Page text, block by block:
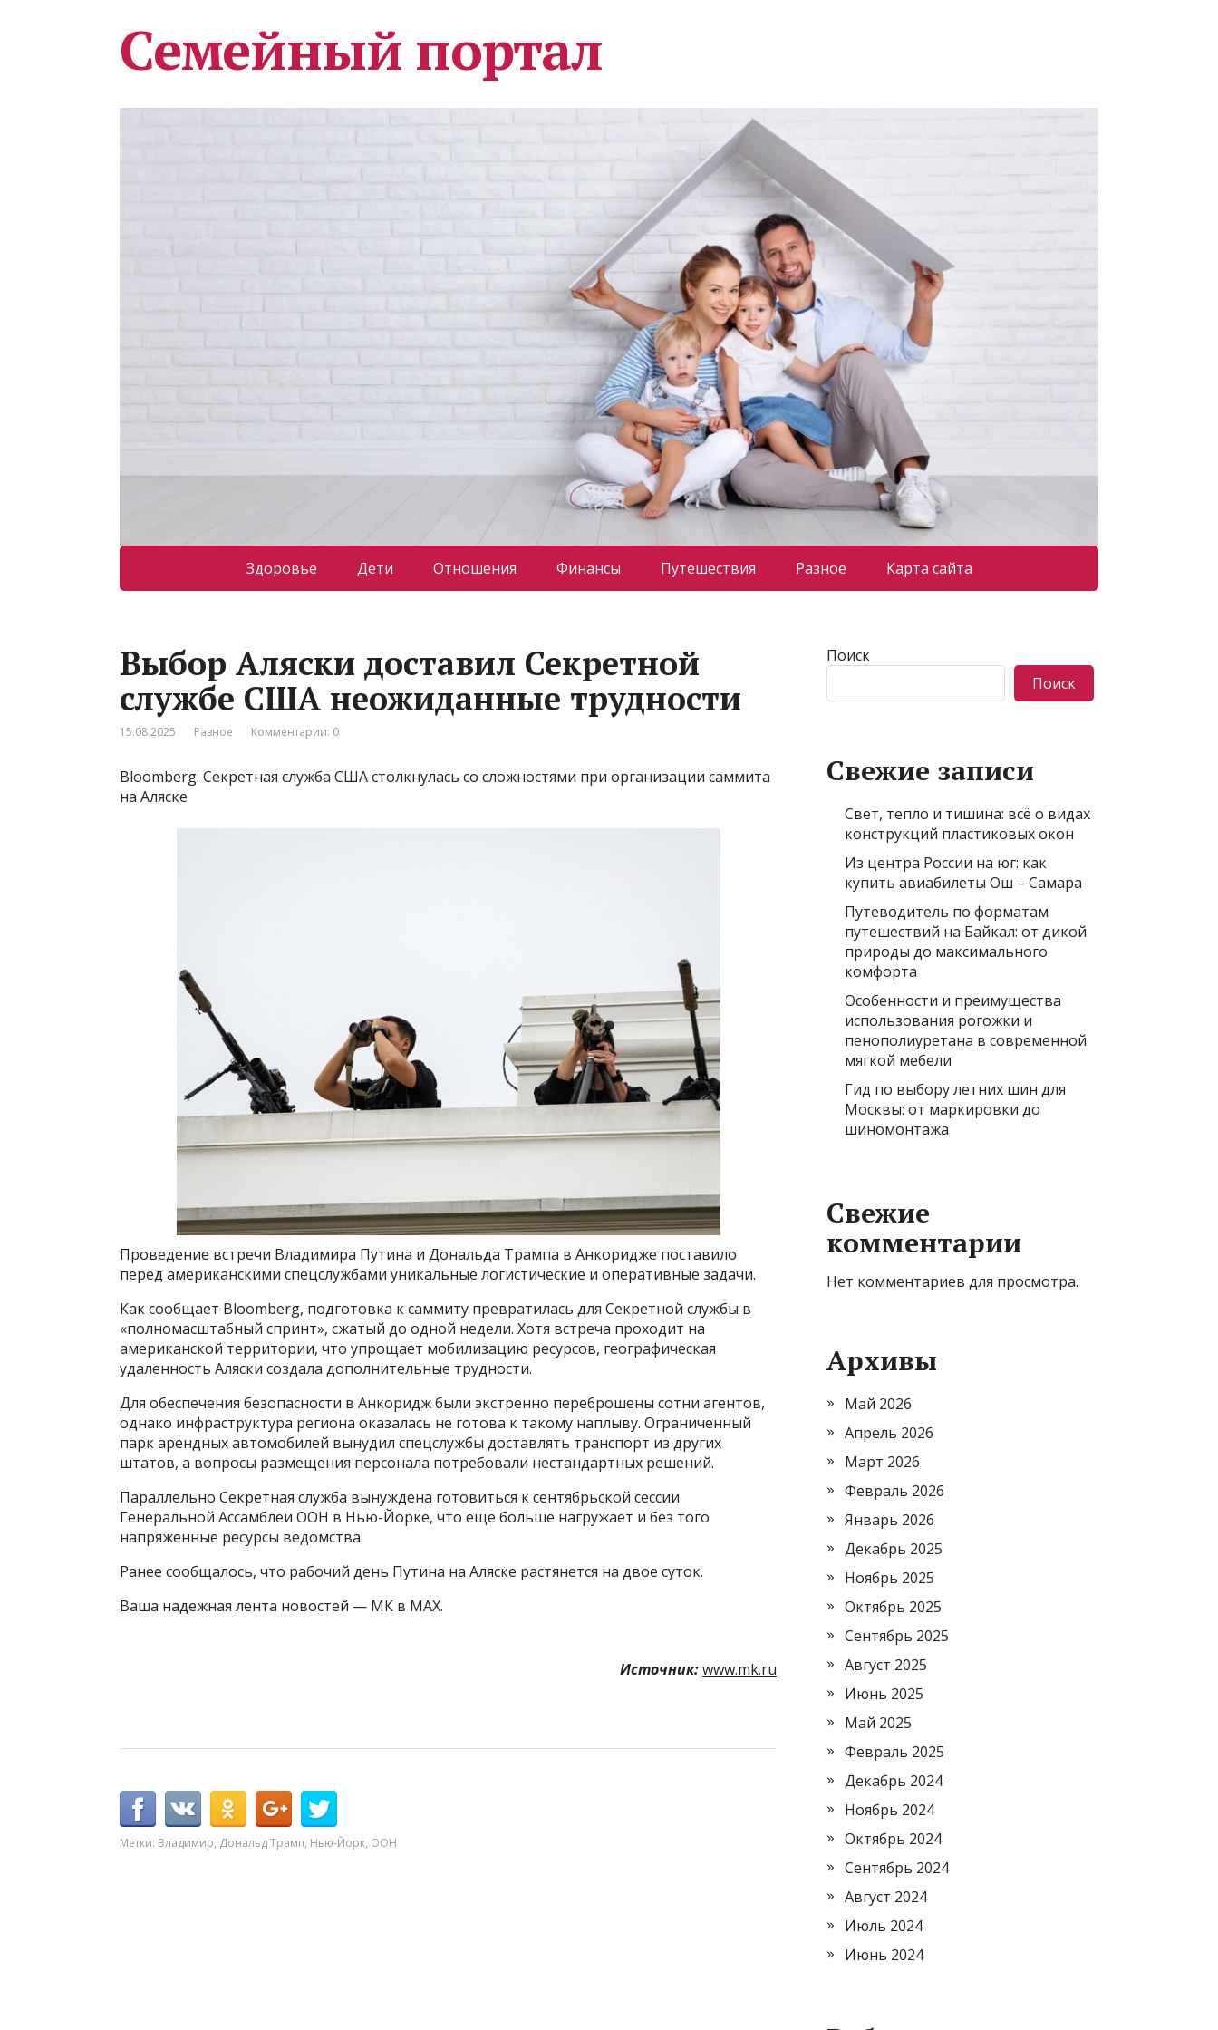
Семейный портал
Здоровье Дети Отношения Финансы Путешествия Разное Карта сайта
Выбор Аляски доставил Секретной
службе США неожиданные трудности
15.08.2025 Разное Комментарии: 0
Bloomberg: Секретная служба США столкнулась со сложностями при организации саммита
на Аляске
Проведение встречи Владимира Путина и Дональда Трампа в Анкоридже поставило
перед американскими спецслужбами уникальные логистические и оперативные задачи.
Как сообщает Bloomberg, подготовка к саммиту превратилась для Секретной службы в
«полномасштабный спринт», сжатый до одной недели. Хотя встреча проходит на
американской территории, что упрощает мобилизацию ресурсов, географическая
удаленность Аляски создала дополнительные трудности.
Для обеспечения безопасности в Анкоридж были экстренно переброшены сотни агентов,
однако инфраструктура региона оказалась не готова к такому наплыву. Ограниченный
парк арендных автомобилей вынудил спецслужбы доставлять транспорт из других
штатов, а вопросы размещения персонала потребовали нестандартных решений.
Параллельно Секретная служба вынуждена готовиться к сентябрьской сессии
Генеральной Ассамблеи ООН в Нью-Йорке, что еще больше нагружает и без того
напряженные ресурсы ведомства.
Ранее сообщалось, что рабочий день Путина на Аляске растянется на двое суток.
Ваша надежная лента новостей — МК в MAX.
Источник:www.mk.ru
Метки: Владимир, Дональд Трамп, Нью-Йорк, ООН
Поиск
Поиск
Свежие записи
Свет, тепло и тишина: всё о видах
конструкций пластиковых окон
Из центра России на юг: как
купить авиабилеты Ош – Самара
Путеводитель по форматам
путешествий на Байкал: от дикой
природы до максимального
комфорта
Особенности и преимущества
использования рогожки и
пенополиуретана в современной
мягкой мебели
Гид по выбору летних шин для
Москвы: от маркировки до
шиномонтажа
Свежие
комментарии
Нет комментариев для просмотра.
Архивы
Май 2026
Апрель 2026
Март 2026
Февраль 2026
Январь 2026
Декабрь 2025
Ноябрь 2025
Октябрь 2025
Сентябрь 2025
Август 2025
Июнь 2025
Май 2025
Февраль 2025
Декабрь 2024
Ноябрь 2024
Октябрь 2024
Сентябрь 2024
Август 2024
Июль 2024
Июнь 2024